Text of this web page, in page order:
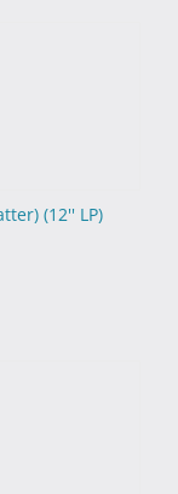
(12'' LP)